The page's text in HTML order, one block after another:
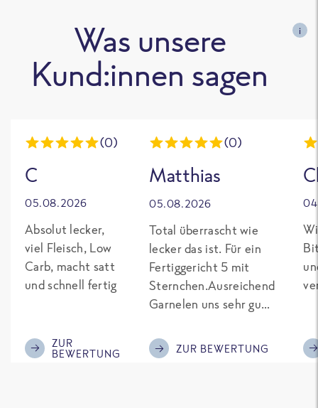
Was unsere
Kund:innen sagen
i
(0)
C
05.08.2026
Absolut lecker,
viel Fleisch, Low
Carb, macht satt
und schnell fertig
ZUR
BEWERTUNG
(0)
Matthias
05.08.2026
Total überrascht wie
lecker das ist. Für ein
Fertiggericht 5 mit
Sternchen.Ausreichend
Garnelen uns sehr gut
Kompliment
ZUR BEWERTUNG